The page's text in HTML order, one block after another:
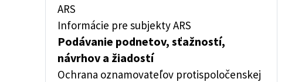
ARS
Informácie pre subjekty ARS
Podávanie podnetov, sťažností,
návrhov a žiadostí
Ochrana oznamovateľov protispoločenskej